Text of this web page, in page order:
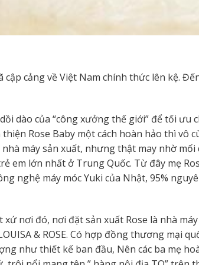
cảng về Việt Nam chính thức lên kệ.
dào của “công xưởng thế giới” để tối ưu
Rose Baby một cách hoàn hảo thì vô
máy sản xuất, nhưng thật may nhờ mối
em lớn nhất ở Trung Quốc. Từ đây mẹ
nghệ máy móc Yuki của Nhật, 95%
nơi đó, nơi đặt sản xuất Rose là nhà
& ROSE. Có hợp đồng thương mại
như thiết kế ban đầu, Nên các ba mẹ